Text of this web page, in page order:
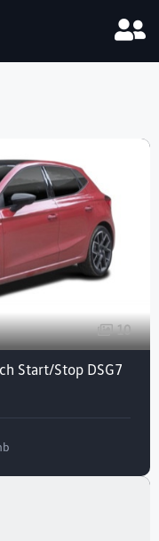
10
Start/Stop DSG7